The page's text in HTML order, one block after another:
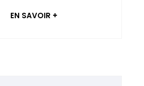
EN SAVOIR +